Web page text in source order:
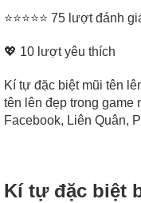
⭐⭐⭐⭐⭐ 75 lượt đánh
💖 10 lượt yêu thích
Kí tự đặc biệt mũi tên
tên lên đẹp trong game
Facebook, Liên Quân,
Kí tự đặc biệt